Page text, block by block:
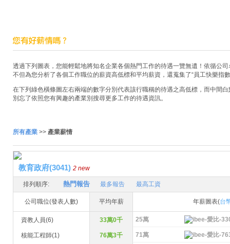
透過下列圖表，您能輕鬆地將知名企業各個熱門工作的待遇一覽無遺！依循公
不但為您分析了各個工作職位的薪資高低標和平均薪資，還蒐集了“員工快樂指
在下列綠色橫條圖左右兩端的數字分別代表該行職稱的待遇之高低標，而中間
別忘了依照您有興趣的產業別搜尋更多工作的待遇資訊。
所有產業 >> 產業薪情
教育政府(3041) 2 new
排列順序: 熱門報告 最多報告 最高工資
公司職位(發表人數) 平均年薪 年薪圖表(台
資教人員(6) 33萬0千 25萬
核能工程師(1) 76萬3千 71萬